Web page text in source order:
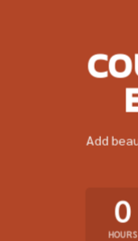
Add
0
HOURS